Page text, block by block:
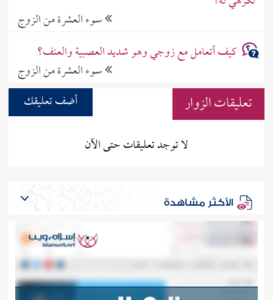
سوء العشرة من الزوج
كيف أتعامل مع زوجي وهو شديد العصبية والعنف؟
سوء العشرة من الزوج
تعليقات الزوار
أضف تعليقك
لا توجد تعليقات حتى الآن
الأكثر مشاهدة